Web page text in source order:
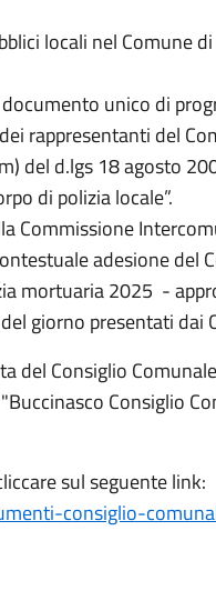
locali nel Comune
unico di
rappresentanti del
del d.lgs 18 agosto
di polizia locale”.
Commissione
adesione del
mortuaria 2025 -
giorno presentati dai
del Consiglio
Consiglio
sul seguente link:
consiglio-